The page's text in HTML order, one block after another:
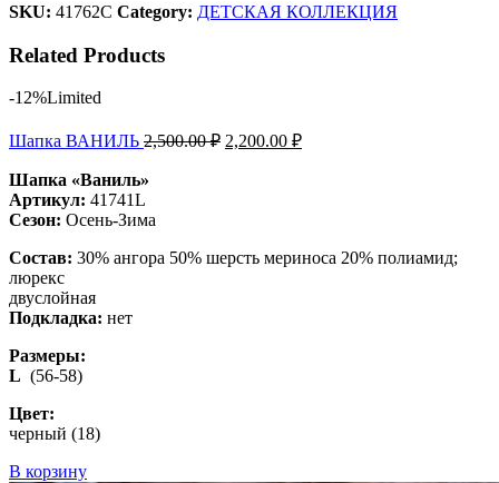
SKU: 41762С Category: ДЕТСКАЯ КОЛЛЕКЦИЯ
Related Products
-12%Limited
Шапка ВАНИЛЬ 2,500.00₽ 2,200.00 ₽
Шапка «Ваниль»
Артикул: 41741L
Сезон: Осень-Зима
Состав: 30% ангора 50% шерсть мериноса 20% полиамид;
люрекс
двуслойная
Подкладка: нет
Размеры:
L (56-58)
Цвет:
черный (18)
В корзину